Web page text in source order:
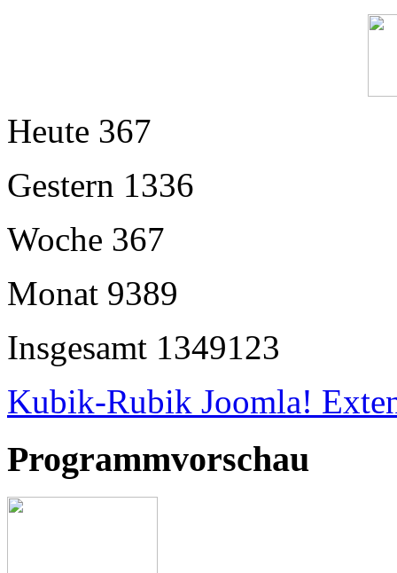
Heute 367
Gestern 1336
Woche 367
Monat 9389
Insgesamt 1349123
Kubik-Rubik Joomla!
Programmvorschau